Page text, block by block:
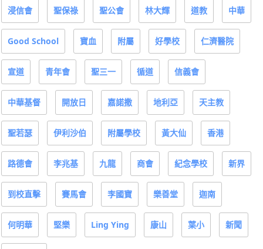
浸信會 聖保祿 聖公會 林大輝 道教 中華
Good School 寶血 附屬 好學校 仁濟醫院
宣道 青年會 聖三一 循道 信義會
中華基督 開放日 嘉諾撒 地利亞 天主教
聖若瑟 伊利沙伯 附屬學校 黃大仙 香港
路德會 李兆基 九龍 商會 紀念學校 新界
到校直擊 賽馬會 李國寶 樂善堂 迦南
何明華 堅樂 Ling Ying 康山 葉小 新聞